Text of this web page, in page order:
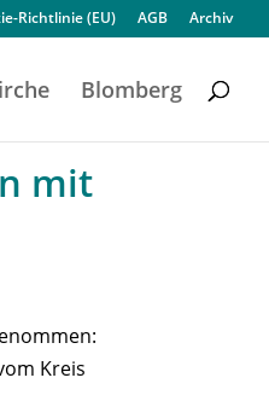
Richtlinie (EU) AGB Archiv
Blomberg
mit
Kreis